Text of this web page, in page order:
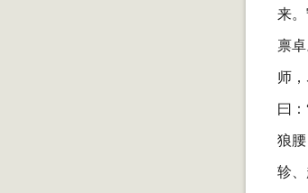
来
禀
师
曰
狼
轸、